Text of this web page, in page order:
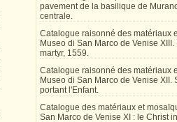
pavement de la basilique de
centrale.
Catalogue raisonné des matériaux
Museo di San Marco de Venise XIII.
martyr, 1559.
Catalogue raisonné des matériaux
Museo di San Marco de Venise XII.
portant l'Enfant.
Catalogue des matériaux et
San Marco de Venise XI : le Christ